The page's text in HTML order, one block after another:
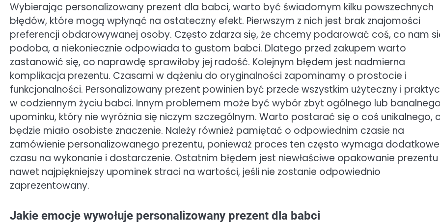
Wybierając personalizowany prezent dla babci, warto być świadomym kilku powszechnych
błędów, które mogą wpłynąć na ostateczny efekt. Pierwszym z nich jest brak znajomości
preferencji obdarowywanej osoby. Często zdarza się, że chcemy podarować coś, co nam
podoba, a niekoniecznie odpowiada to gustom babci. Dlatego przed zakupem warto
zastanowić się, co naprawdę sprawiłoby jej radość. Kolejnym błędem jest nadmierna
komplikacja prezentu. Czasami w dążeniu do oryginalności zapominamy o prostocie i
funkcjonalności. Personalizowany prezent powinien być przede wszystkim użyteczny i
w codziennym życiu babci. Innym problemem może być wybór zbyt ogólnego lub banalnego
upominku, który nie wyróżnia się niczym szczególnym. Warto postarać się o coś unikalnego,
będzie miało osobiste znaczenie. Należy również pamiętać o odpowiednim czasie na
zamówienie personalizowanego prezentu, ponieważ proces ten często wymaga
czasu na wykonanie i dostarczenie. Ostatnim błędem jest niewłaściwe opakowanie prezentu
nawet najpiękniejszy upominek straci na wartości, jeśli nie zostanie odpowiednio
zaprezentowany.
Jakie emocje wywołuje personalizowany prezent dla babci